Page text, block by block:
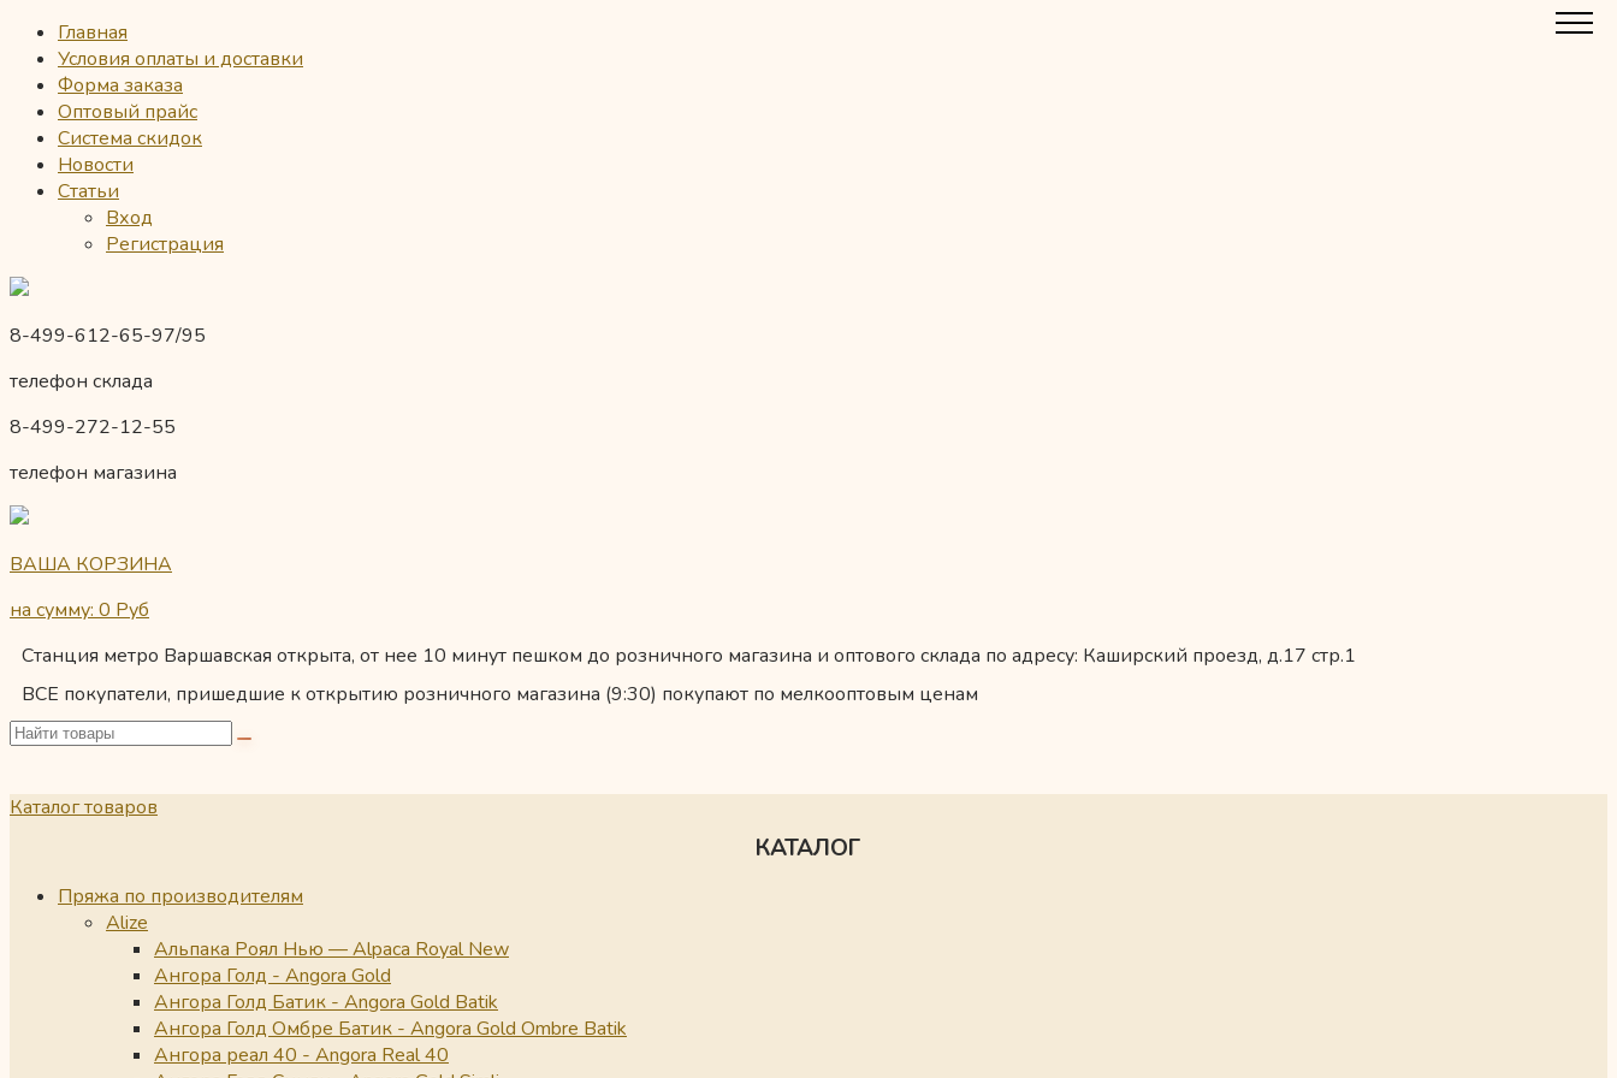
Главная
Условия оплаты и доставки
Форма заказа
Оптовый прайс
Система скидок
Новости
Статьи
Вход
Регистрация
8-499-612-65-97/95
телефон склада
8-499-272-12-55
телефон магазина
ВАША КОРЗИНА
на сумму: 0 Руб
Станция метро Варшавская открыта, от нее 10 минут пешком до розничного магазина и оптового склада по адресу: Каширский проезд, д.17 стр.1
ВСЕ покупатели, пришедшие к открытию розничного магазина (9:30) покупают по мелкооптовым ценам
Каталог товаров
КАТАЛОГ
Пряжа по производителям
Alize
Альпака Роял Нью — Alpaca Royal New
Ангора Голд - Angora Gold
Ангора Голд Батик - Angora Gold Batik
Ангора Голд Омбре Батик - Angora Gold Ombre Batik
Ангора реал 40 - Angora Real 40